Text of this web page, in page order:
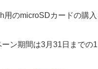
用のmicroSDカードの購
ン期間は3月31日までの